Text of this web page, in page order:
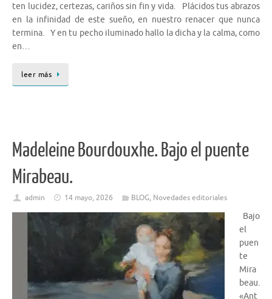
ten lucidez, certezas, cariños sin fin y vida. Plácidos tus abrazos
en la infinidad de este sueño, en nuestro renacer que nunca
termina. Y en tu pecho iluminado hallo la dicha y la calma, como
en…
leer más
Madeleine Bourdouxhe. Bajo el puente
Mirabeau.
admin 14 mayo, 2026 BLOG, Novedades editoriales
Bajo
el
puen
te
Mira
beau.
«Ant